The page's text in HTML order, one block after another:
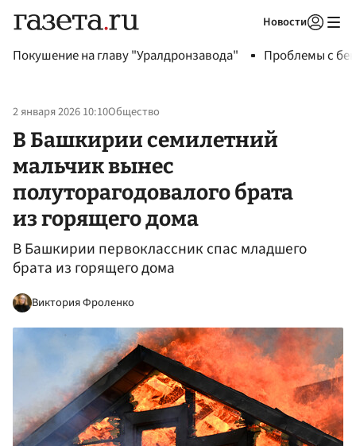
Новости
Покушение на главу "Уралдронзавода" Проблемы с
2 января 2026 10:10Общество
В Башкирии семилетний
мальчик вынес
полуторагодовалого брата
из горящего дома
В Башкирии первоклассник спас младшего
брата из горящего дома
Виктория Фроленко